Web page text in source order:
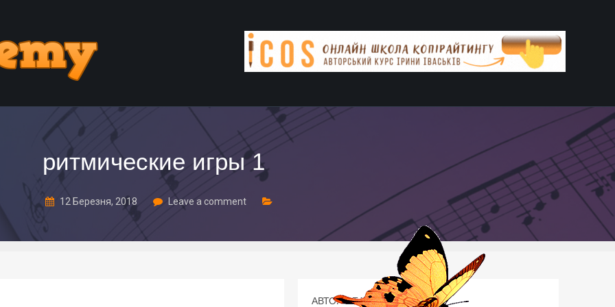
ритмические игры 1
12 Березня, 2018 Leave a comment
АВТОР СТАТТІ